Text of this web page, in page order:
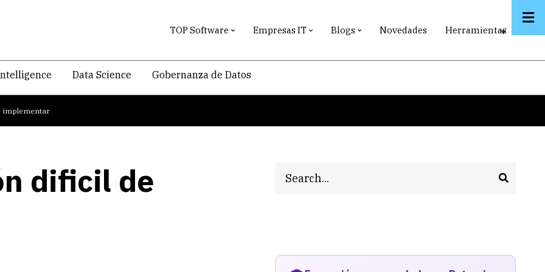
TOP Software Empresas IT Blogs Novedades Herramientas
Data Science Gobernanza de Datos
implementar
dificil de